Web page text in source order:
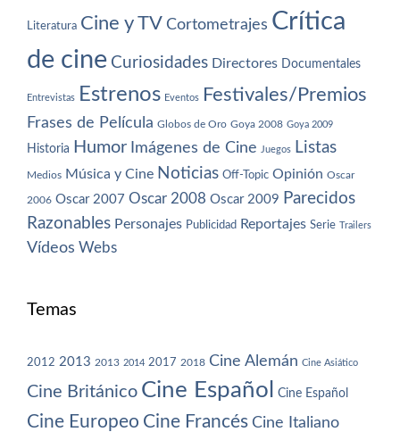
Literatura Cine y TV Cortometrajes Crítica
de cine Curiosidades Directores Documentales
Entrevistas Estrenos Eventos Festivales/Premios
Frases de Película Globos de Oro Goya 2008 Goya 2009
Historia Humor Imágenes de Cine Juegos Listas
Medios Música y Cine Noticias Off-Topic Opinión Oscar
2006 Oscar 2007 Oscar 2008 Oscar 2009 Parecidos
Razonables Personajes Publicidad Reportajes Serie Trailers
Vídeos Webs
Temas
2012 2013 2013 2014 2017 2018 Cine Alemán Cine Asiático
Cine Británico Cine Español Cine Español
Cine Europeo Cine Francés Cine Italiano